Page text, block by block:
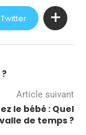
Twitter
Article suivant
le bébé : Quel
de temps ?